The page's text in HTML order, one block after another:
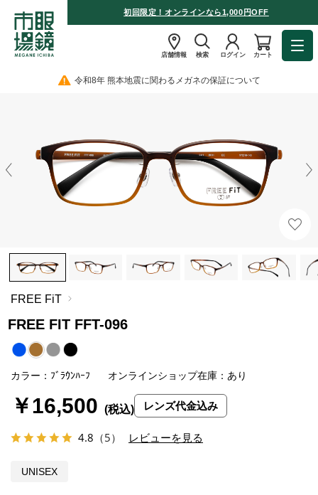
初回限定！オンラインなら1,000円OFF
店舗情報 検索 ログイン カート
令和8年 熊本地震に関わるメガネの保証について
FREE FiT
FREE FIT FFT-096
4.8 （5） レビューを見る
UNISEX
カラー：ﾌﾞﾗｳﾝﾊｰﾌ オンラインショップ在庫：あり
￥16,500 レンズ代金込み